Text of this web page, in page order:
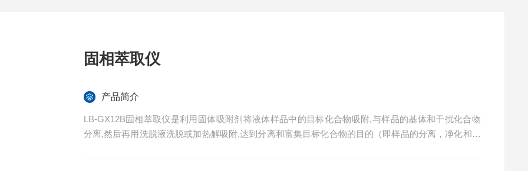
固相萃取仪
产品简介
LB-GX12B固相萃取仪是利用固体吸附剂将液体样品中的目标化合物吸附,与样品的基体和干扰化合物
分离,然后再用洗脱液洗脱或加热解吸附,达到分离和富集目标化合物的目的（即样品的分离，净化和富